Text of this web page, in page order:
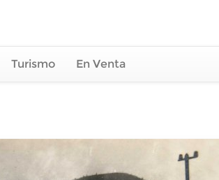
Turismo En Venta